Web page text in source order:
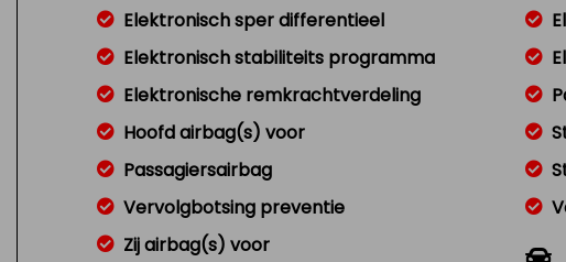
Elektronisch sper differentieel
Elektronisch stabiliteits programma
Elektronische remkrachtverdeling
Hoofd airbag(s) voor
Passagiersairbag
Vervolgbotsing preventie
Zij airbag(s) voor